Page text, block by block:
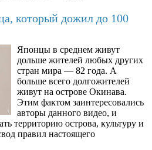
который дожил до 100
Японцы в среднем живут
дольше жителей любых других
стран мира — 82 года. А
больше всего долгожителей
живут на острове Окинава.
Этим фактом заинтересовались
авторы данного видео, и
территорию острова, культуру и
правил настоящего